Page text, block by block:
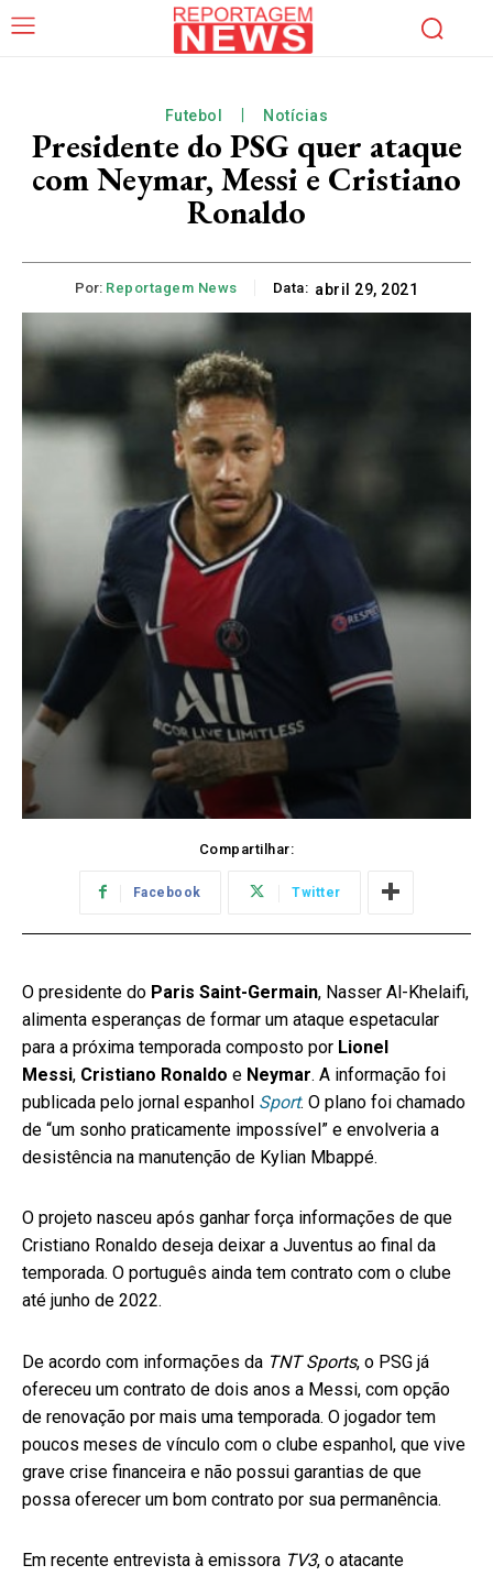
Futebol Notícias
Presidente do PSG quer ataque
com Neymar, Messi e Cristiano
Ronaldo
Por: Reportagem News Data: abril 29, 2021
Compartilhar:
Facebook Twitter
O presidente do Paris Saint-Germain, Nasser Al-Khelaifi,
alimenta esperanças de formar um ataque espetacular
para a próxima temporada composto por Lionel
Messi, Cristiano Ronaldo e Neymar. A informação foi
publicada pelo jornal espanhol Sport. O plano foi chamado
de “um sonho praticamente impossível” e envolveria a
desistência na manutenção de Kylian Mbappé.
O projeto nasceu após ganhar força informações de que
Cristiano Ronaldo deseja deixar a Juventus ao final da
temporada. O português ainda tem contrato com o clube
até junho de 2022.
De acordo com informações da TNT Sports, o PSG já
ofereceu um contrato de dois anos a Messi, com opção
de renovação por mais uma temporada. O jogador tem
poucos meses de vínculo com o clube espanhol, que vive
grave crise financeira e não possui garantias de que
possa oferecer um bom contrato por sua permanência.
Em recente entrevista à emissora TV3, o atacante